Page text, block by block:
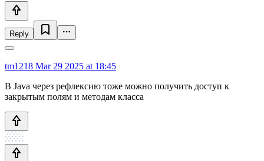
Reply
tm1218 Mar 29 2025 at 18:45
В Java через рефлексию тоже можно получить доступ к
закрытым полям и методам класса